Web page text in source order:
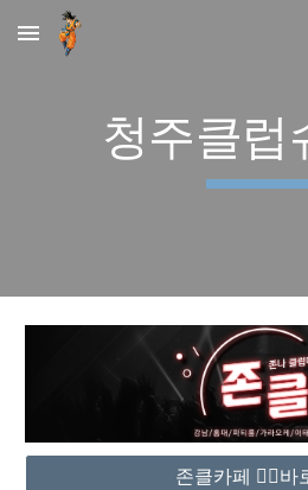
Skip to main content
청주클럽
존클카페 ❤️‍🔥바